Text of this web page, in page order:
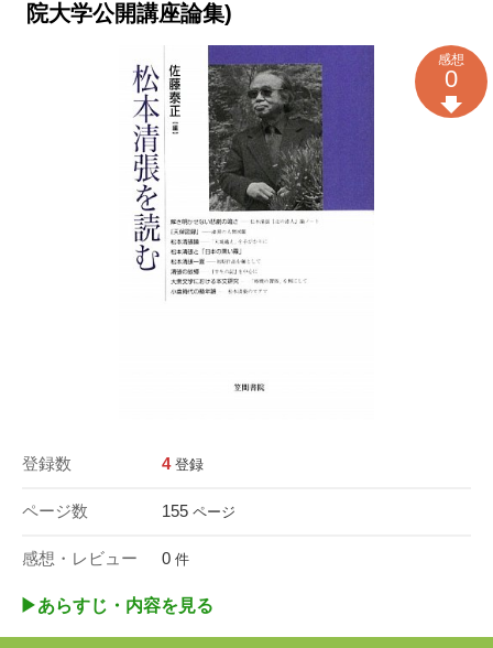
院大学公開講座論集)
登録数 4 登録
ページ数 155 ページ
感想・レビュー 0 件
感想
0
▶︎あらすじ・内容を見る